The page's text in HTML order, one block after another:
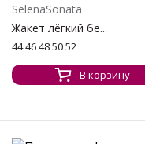
SelenaSonata
Жакет лёгкий бе...
44 46 48 50 52
В корзину